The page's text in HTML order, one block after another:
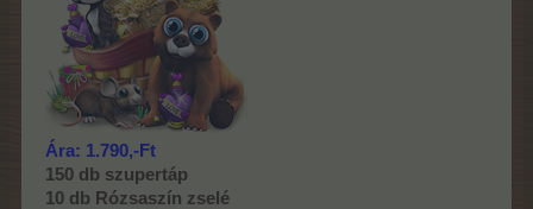
Ára: 1.790,-Ft
150 db szupertáp
10 db Rózsaszín zselé